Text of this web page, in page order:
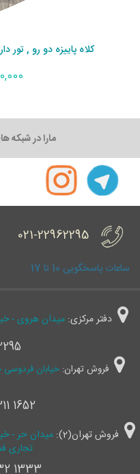
کلاه پاییزه دو رو , تور دار هیلمن کد
مارا در شبکه
021-22962295
ساعات پاسخگویی 10 تا 17
دفتر مرکزی:
فروش تهران: خیابان
1652
فروش تهران(2):
میدان حر -
تجاری
1333